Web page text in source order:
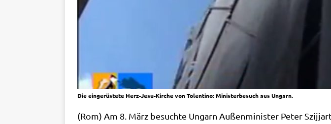
Die eingerüstete Herz-Jesu-Kirche von Tolentino: Ministerbesuch aus Ungarn.
(Rom) Am 8. März besuch­te Ungarn Außen­mi­ni­ster Peter